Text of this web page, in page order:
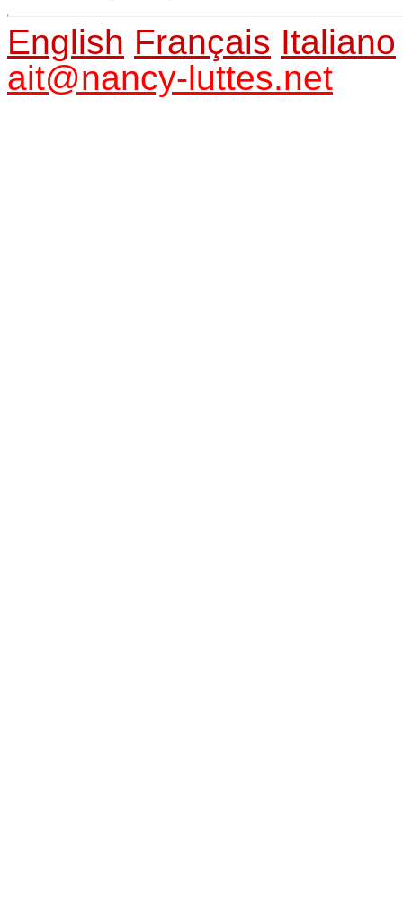
English Français Italiano
ait@nancy-luttes.net